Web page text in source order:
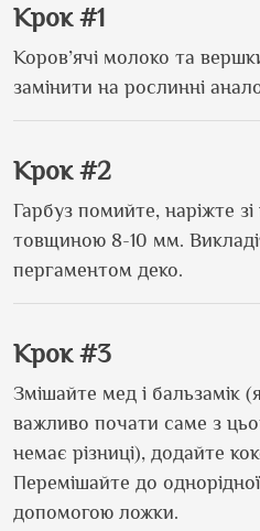
Крок #1
Коров’ячі молоко та
замінити на рослинні
Крок #2
Гарбуз помийте, наріжте
товщиною 8-10 мм.
пергаментом деко.
Крок #3
Змішайте мед і бальзамік
важливо почати саме з
немає різниці), додайте
Перемішайте до однорідної
допомогою ложки.